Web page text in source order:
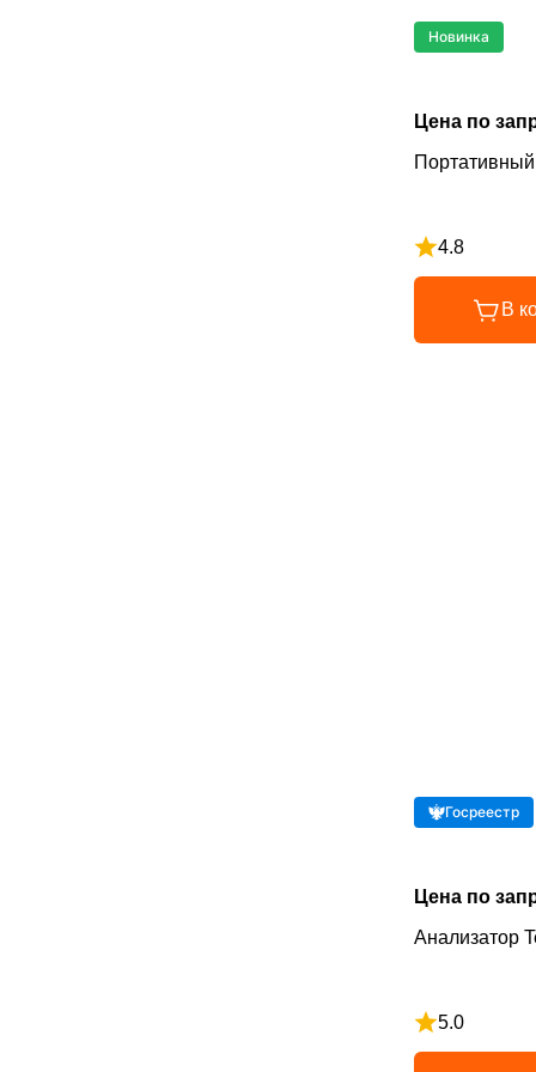
Новинка
Цена по
4.8
Рейтинг 4.8 из
В
Госреестр
Цена по
Анализатор
5.0
Рейтинг 5 из 5